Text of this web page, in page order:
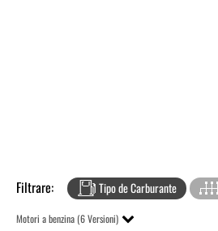
Filtrare: Tipo de Carburante
Motori a benzina (6 Versioni)